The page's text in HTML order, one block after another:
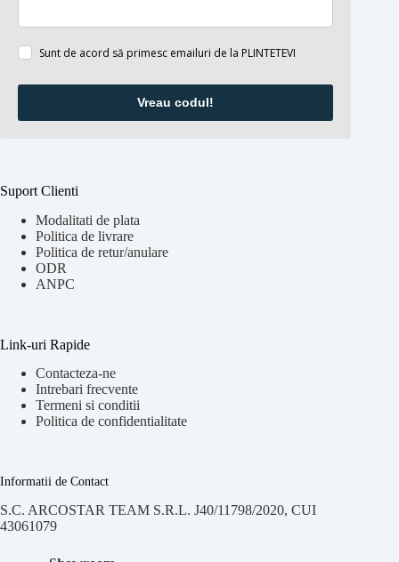
Sunt de acord să primesc emailuri de la PLINTETEVI
Vreau codul!
Suport Clienti
Modalitati de plata
Politica de livrare
Politica de retur/anulare
ODR
ANPC
Link-uri Rapide
Contacteza-ne
Intrebari frecvente
Termeni si conditii
Politica de confidentialitate
Informatii de Contact
S.C. ARCOSTAR TEAM S.R.L. J40/11798/2020, CUI
43061079